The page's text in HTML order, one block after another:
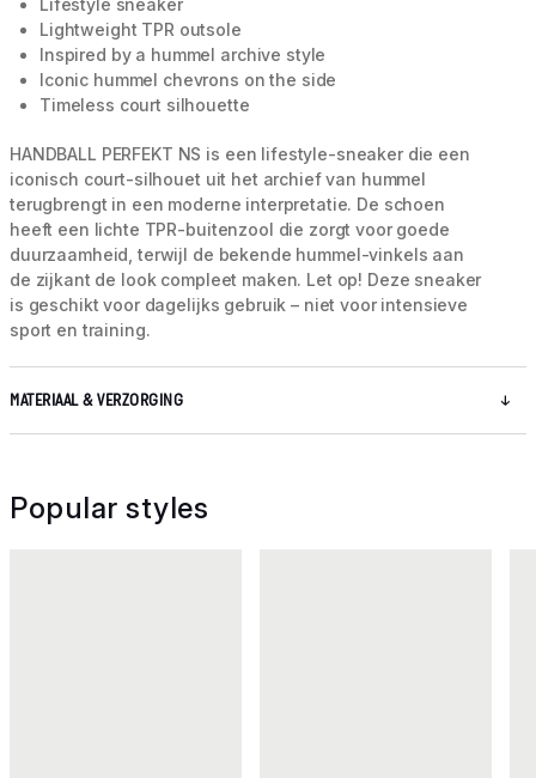
Lifestyle sneaker
Lightweight TPR outsole
Inspired by a hummel archive style
Iconic hummel chevrons on the side
Timeless court silhouette
HANDBALL PERFEKT NS is een lifestyle-sneaker die een
iconisch court-silhouet uit het archief van hummel
terugbrengt in een moderne interpretatie. De schoen
heeft een lichte TPR-buitenzool die zorgt voor goede
duurzaamheid, terwijl de bekende hummel-vinkels aan
de zijkant de look compleet maken. Let op! Deze sneaker
is geschikt voor dagelijks gebruik – niet voor intensieve
sport en training.
MATERIAAL & VERZORGING
Popular styles